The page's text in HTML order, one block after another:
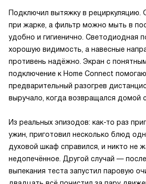
Подключил вытяжку в рециркуляцию.
при жарке, а фильтр можно мыть в
удобно и гигиенично. Светодиодная
хорошую видимость, а навесные
противень надёжно. Экран с
подключение к Home Connect
предварительный разогрев
выручало, когда возвращался домой
Из реальных эпизодов: как-то раз
ужин, приготовил несколько блюд
духовой шкаф справился, и никто не
недопечённое. Другой случай —
выпекания теста запустил паровую